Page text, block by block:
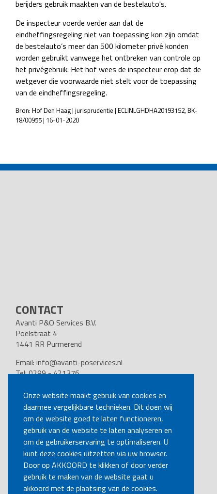
Onze website maakt gebruik van cookies en
daarmee vergelijkbare technieken. Dit doen wij
om de website goed te laten functioneren,
gebruik van de website te laten analyseren en
om de gebruikerservaring te optimaliseren. U
kunt deze cookies uitzetten via uw browser.
Door op AKKOORD te klikken of door verder
gebruik te maken van de website gaat u
akkoord met de plaatsing van de cookies.
berijders gebruik maakten van de bestelauto's.
De inspecteur voerde verder aan dat de
eindheffingsregeling niet van toepassing kon zijn omdat
de bestelauto’s meer dan 500 kilometer privé konden
worden gebruikt vanwege het ontbreken van controle op
het privégebruik. Het hof wees de inspecteur erop dat de
wetgever die voorwaarde niet stelt voor de toepassing
van de eindheffingsregeling.
Bron: Hof Den Haag | jurisprudentie | ECLINLGHDHA20193152, BK-
18/00955 | 16-01-2020
NAVIGATION
CONTACT
Avanti P&O Services B.V.
Poelstraat 4
1441 RR Purmerend
Email: info@avanti-poservices.nl
Tel: 0299 - 421376
Kvk nummer: 37140121
VOLG ONS
BEL MIJ TERUG
MAAK EEN AFSPRAAK